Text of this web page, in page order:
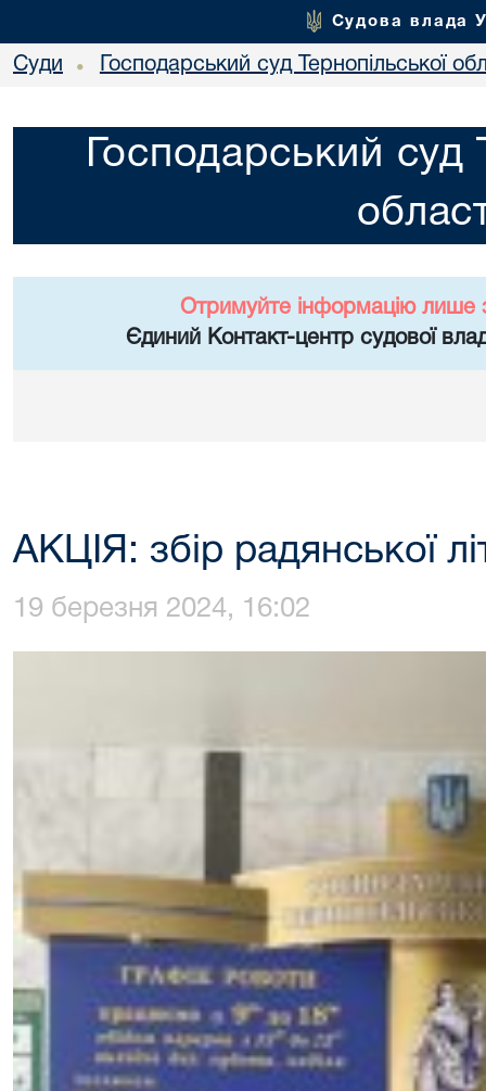
Судова влада
Суди • Господарський суд Тернопільської
Господарський суд
Отримуйте інформацію лише
Єдиний Контакт-центр судової
АКЦІЯ: збір радянської
19 березня 2024, 16:02